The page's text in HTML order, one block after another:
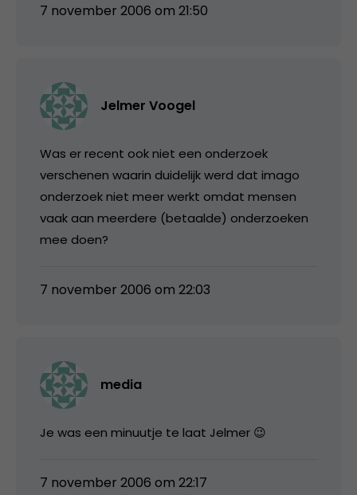
7 november 2006 om 21:50
Jelmer Voogel
Was er recent ook niet een onderzoek
verschenen waarin duidelijk werd dat imago
onderzoek niet meer werkt omdat mensen
vaak aan meerdere (betaalde) onderzoeken
mee doen?
7 november 2006 om 22:03
media
Je was een minuutje te laat Jelmer 😉
7 november 2006 om 22:17